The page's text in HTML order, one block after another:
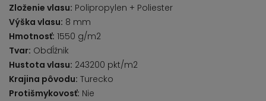
Zloženie vlasu: Polipropylen + Poliester
Výška vlasu: 8 mm
Hmotnosť: 1550 g/m2
Tvar: Obdĺžnik
Hustota vlasu: 243200 pkt/m2
Krajina pôvodu: Turecko
Protišmykovosť: Nie